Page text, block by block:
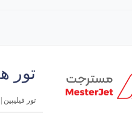
تور
تور فیلیپین | ۹ روزه بهمن